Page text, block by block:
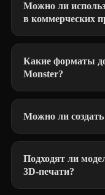
Можно ли
в коммерческих
Какие форматы
Monster?
Можно ли
Подходят ли
3D-печати?